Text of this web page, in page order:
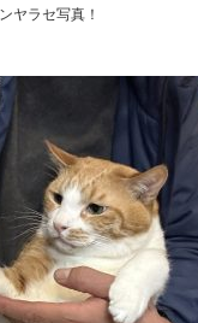
ヤラセ写真！